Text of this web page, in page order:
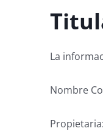
La
Nombre
Propietaria: